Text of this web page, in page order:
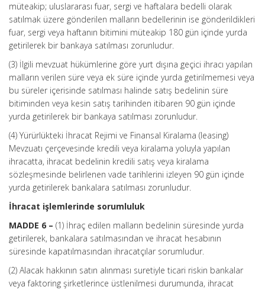
müteakip; uluslararası fuar, sergi ve haftalara bedelli olarak
satılmak üzere gönderilen malların bedellerinin ise gönderildikleri
fuar, sergi veya haftanın bitimini müteakip 180 gün içinde yurda
getirilerek bir bankaya satılması zorunludur.
(3) İlgili mevzuat hükümlerine göre yurt dışına geçici ihracı yapılan
malların verilen süre veya ek süre içinde yurda getirilmemesi veya
bu süreler içerisinde satılması halinde satış bedelinin süre
bitiminden veya kesin satış tarihinden itibaren 90 gün içinde
yurda getirilerek bir bankaya satılması zorunludur.
(4) Yürürlükteki İhracat Rejimi ve Finansal Kiralama (leasing)
Mevzuatı çerçevesinde kredili veya kiralama yoluyla yapılan
ihracatta, ihracat bedelinin kredili satış veya kiralama
sözleşmesinde belirlenen vade tarihlerini izleyen 90 gün içinde
yurda getirilerek bankalara satılması zorunludur.
İhracat işlemlerinde sorumluluk
MADDE 6 – (1) İhraç edilen malların bedelinin süresinde yurda
getirilerek, bankalara satılmasından ve ihracat hesabının
süresinde kapatılmasından ihracatçılar sorumludur.
(2) Alacak hakkının satın alınması suretiyle ticari riskin bankalar
veyafaktoring şirketlerince üstlenilmesi durumunda, ihracat